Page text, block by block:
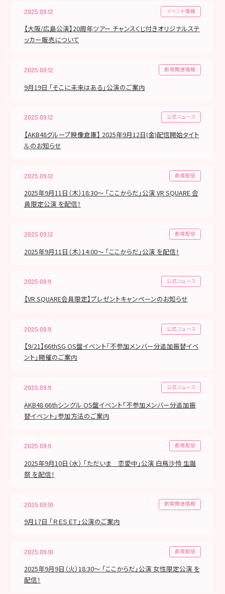
2025.09.12 イベント情報
【大阪/広島公演】20周年ツアー チャンスくじ付きオリジナルステ
ッカー販売について
2025.09.12 劇場関連情報
9月19日 「そこに未来はある」公演のご案内
2025.09.12 公式ニュース
【AKB48グループ映像倉庫】 2025年9月12日(金)配信開始タイト
ルのお知らせ
2025.09.12 劇場配信
2025年9月11日（木）18:30～ 「ここからだ」公演 VR SQUARE 会
員限定公演 を配信！
2025.09.12 劇場配信
2025年9月11日（木）14:00～ 「ここからだ」公演 を配信！
2025.09.11 公式ニュース
【VR SQUARE会員限定】プレゼントキャンペーンのお知らせ
2025.09.11 公式ニュース
【9/21】66thSG OS盤イベント「不参加メンバー分追加振替イベ
ント」開催のご案内
2025.09.11 公式ニュース
AKB48 66thシングル OS盤イベント「不参加メンバー分追加振
替イベント」参加方法のご案内
2025.09.11 劇場配信
2025年9月10日（水） 「ただいま 恋愛中」公演 白鳥沙怜 生誕
祭 を配信！
2025.09.10 劇場関連情報
9月17日 「ＲＥＳＥＴ」公演のご案内
2025.09.10 劇場配信
2025年9月9日（火）18:30～ 「ここからだ」公演 女性限定公演 を
配信！